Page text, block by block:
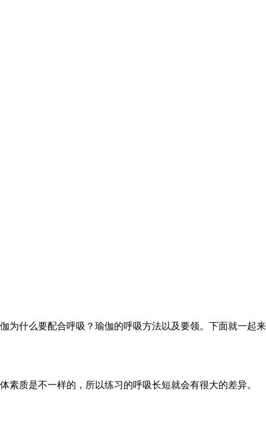
什么要配合呼吸？瑜伽的呼吸方法以及要领。下面就一起来
质是不一样的，所以练习的呼吸长短就会有很大的差异。